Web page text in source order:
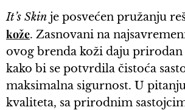
It’s Skin je posvećen pružanju
kože. Zasnovani na
ovog brenda koži daju
kako bi se potvrdila čistoća
maksimalna sigurnost. U
kvaliteta, sa prirodnim